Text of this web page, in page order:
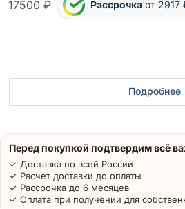
17500 ₽ Рассрочка от 2917
Подробнее
Перед покупкой подтвердим всё
✓ Доставка по всей России
✓ Расчет доставки до оплаты
✓ Рассрочка до 6 месяцев
✓ Оплата при получении для